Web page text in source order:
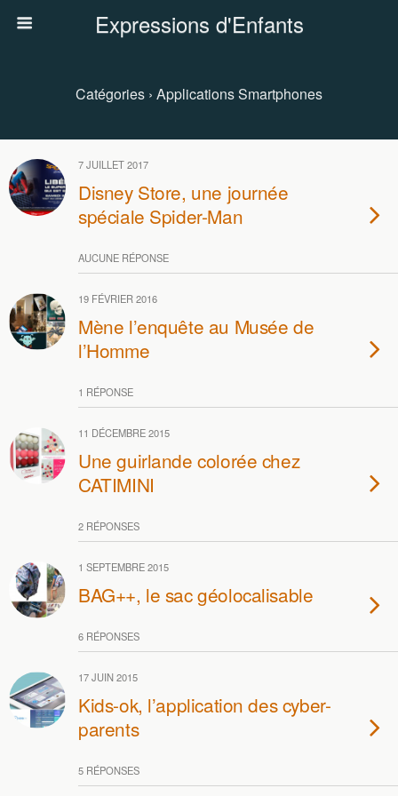
Expressions d'Enfants
Catégories › Applications Smartphones
7 JUILLET 2017
Disney Store, une journée
spéciale Spider-Man
AUCUNE RÉPONSE
19 FÉVRIER 2016
Mène l’enquête au Musée de
l’Homme
1 RÉPONSE
11 DÉCEMBRE 2015
Une guirlande colorée chez
CATIMINI
2 RÉPONSES
1 SEPTEMBRE 2015
BAG++, le sac géolocalisable
6 RÉPONSES
17 JUIN 2015
Kids-ok, l’application des cyber-
parents
5 RÉPONSES